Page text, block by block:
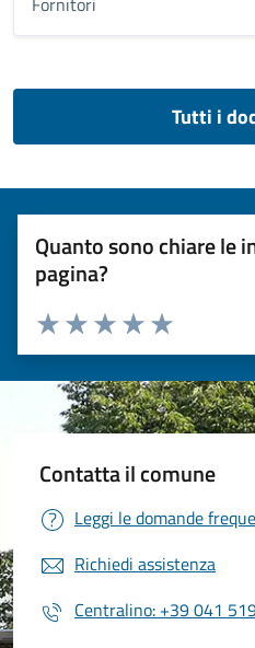
Tutti i
Quanto sono chiare le
pagina?
Valuta 5
Valuta 4 stelle su
Valuta 3 stelle su 5
Valuta 2 stelle su 5
Valuta 1 stelle su 5
Contatta il comune
Leggi le domande
Richiedi assistenza
Centralino: +39 041